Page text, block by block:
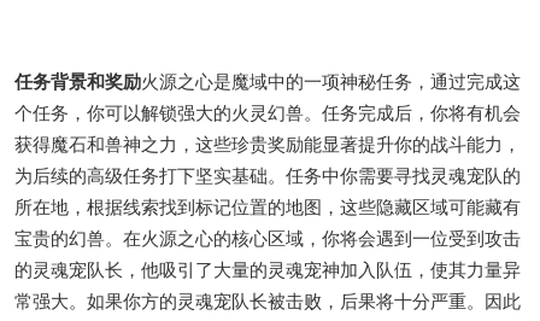
任务背景和奖励火源之心是魔域中的一项神秘任务，通过完成这
个任务，你可以解锁强大的火灵幻兽。任务完成后，你将有机会
获得魔石和兽神之力，这些珍贵奖励能显著提升你的战斗能力，
为后续的高级任务打下坚实基础。任务中你需要寻找灵魂宠队的
所在地，根据线索找到标记位置的地图，这些隐藏区域可能藏有
宝贵的幻兽。在火源之心的核心区域，你将会遇到一位受到攻击
的灵魂宠队长，他吸引了大量的灵魂宠神加入队伍，使其力量异
常强大。如果你方的灵魂宠队长被击败，后果将十分严重。因此